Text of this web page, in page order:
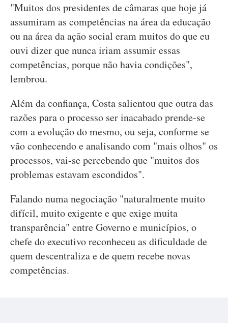
"Muitos dos presidentes de câmaras que hoje já
assumiram as competências na área da educação
ou na área da ação social eram muitos do que eu
ouvi dizer que nunca iriam assumir essas
competências, porque não havia condições",
lembrou.
Além da confiança, Costa salientou que outra das
razões para o processo ser inacabado prende-se
com a evolução do mesmo, ou seja, conforme se
vão conhecendo e analisando com "mais olhos" os
processos, vai-se percebendo que "muitos dos
problemas estavam escondidos".
Falando numa negociação "naturalmente muito
difícil, muito exigente e que exige muita
transparência" entre Governo e municípios, o
chefe do executivo reconheceu as dificuldade de
quem descentraliza e de quem recebe novas
competências.